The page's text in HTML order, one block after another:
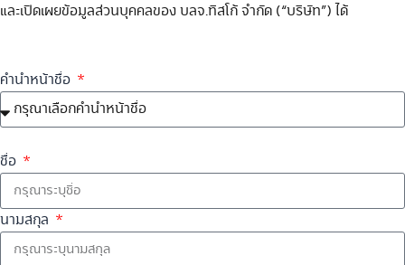
และเปิดเผยข้อมูลส่วนบุคคลของ บลจ.ทิสโก้ จำกัด (“บริษัท”) ได้
คำนำหน้าชื่อ
ชื่อ
นามสกุล